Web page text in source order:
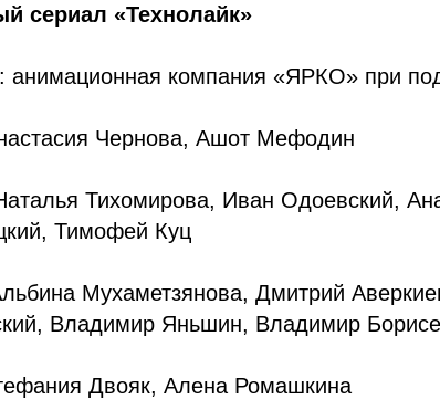
сериал «Технолайк»
анимационная компания «ЯРКО» при
Чернова, Ашот Мефодин
Тихомирова, Иван Одоевский,
Тимофей Куц
Мухаметзянова, Дмитрий
Владимир Яньшин, Владимир
Двояк, Алена Ромашкина